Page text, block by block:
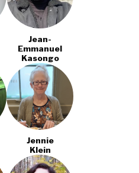
Jean-
Emmanuel
Kasongo
Jennie
Klein